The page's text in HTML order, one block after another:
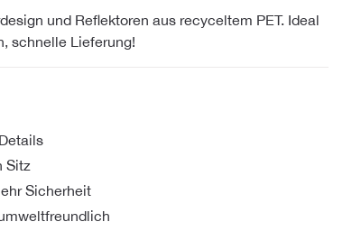
und Reflektoren aus recyceltem PET. Ideal
schnelle Lieferung!
Sitz
Sicherheit